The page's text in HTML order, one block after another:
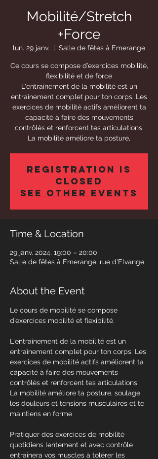
Mobilité/Stretch
+Force
lun. 29 janv.
  |
Salle de fêtes à Emerange
Ce cours se compose d’exercices mobilité,
flexibilité et de force
L'entraînement de la mobilité est un
entraînement complet pour ton corps. Les
exercices de mobilité actifs améliorent ta
capacité à faire des mouvements
contrôlés et renforcent tes articulations.
La mobilité améliore ta posture,
Registration is
Closed
See other events
Time & Location
29 janv. 2024, 19:00 – 20:00
Salle de fêtes à Emerange, rue d'Elvange
About the Event
Le cours de mobilité se compose
d’exercices mobilité et flexibilité.
L'entraînement de la mobilité est un
entraînement complet pour ton corps. Les
exercices de mobilité actifs améliorent ta
capacité à faire des mouvements
contrôlés et renforcent tes articulations.
La mobilité améliore ta posture, soulage
les douleurs et tensions musculaires et te
maintiens en forme
Pratiquer des exercices de mobilité
quotidiens lentement et avec contrôle
entraînera vos muscles à tolérer les